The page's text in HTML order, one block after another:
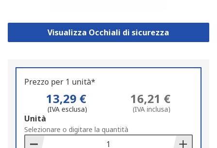
Visualizza Occhiali di sicurezza
Prezzo per 1 unità*
13,29 €
(IVA esclusa)
16,21 €
(IVA inclusa)
Add
to
Basket
Unità
Selezionare o digitare la quantità